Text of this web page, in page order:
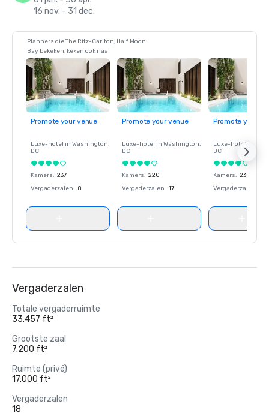
16 nov. - 31 dec.
Planners die The Ritz-Carlton, Half Moon
Bay bekeken, keken ook naar
Promote your venue
Luxe-hotel in Washington,
DC
Kamers: 237
Vergaderzalen: 8
Promote your venue
Luxe-hotel in Washington,
DC
Kamers: 220
Vergaderzalen: 17
Promote your
Luxe-hotel in
DC
Kamers: 237
Vergaderzalen
Vergaderzalen
Totale vergaderruimte
33.457 ft²
Grootste zaal
7.200 ft²
Ruimte (privé)
17.000 ft²
Vergaderzalen
18